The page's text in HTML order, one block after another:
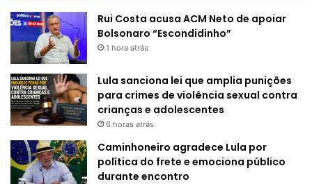
Rui Costa acusa ACM Neto de apoiar
Bolsonaro “Escondidinho”
1 hora atrás
Lula sanciona lei que amplia punições
para crimes de violência sexual contra
crianças e adolescentes
6 horas atrás
Caminhoneiro agradece Lula por
política do frete e emociona público
durante encontro